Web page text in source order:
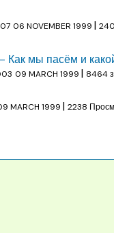
06 NOVEMBER 1999 |
Как мы пасём и
09 MARCH 1999 | 8464
MARCH 1999 |2238